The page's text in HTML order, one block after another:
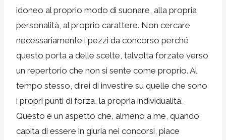
idoneo al proprio modo di suonare, alla propria
personalità, al proprio carattere. Non cercare
necessariamente i pezzi da concorso perché
questo porta a delle scelte, talvolta forzate verso
un repertorio che non si sente come proprio. Al
tempo stesso, direi di investire su quelle che sono
i propri punti di forza, la propria individualità.
Questo è un aspetto che, almeno a me, quando
capita di essere in giuria nei concorsi, piace